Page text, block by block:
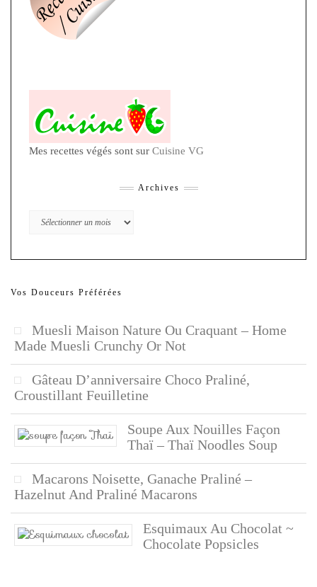
Mes recettes végés sont sur Cuisine VG
Archives
Archives
Vos Douceurs Préférées
Muesli Maison Nature Ou Craquant – Home
Made Muesli Crunchy Or Not
Gâteau D’anniversaire Choco Praliné,
Croustillant Feuilletine
Soupe Aux Nouilles Façon
Thaï – Thaï Noodles Soup
Macarons Noisette, Ganache Praliné –
Hazelnut And Praliné Macarons
Esquimaux Au Chocolat ~
Chocolate Popsicles